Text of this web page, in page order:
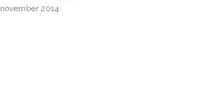
november 2014